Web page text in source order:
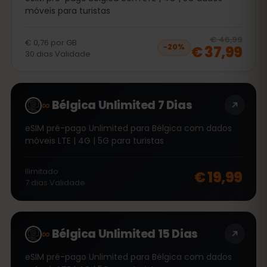
móveis para turistas
€ 0,76 por GB
30 dias Validade
−20%
€ 46,99
€ 37,99
∞Bélgica Unlimited 7 Dias
eSIM pré-pago Unlimited para Bélgica com dados
móveis LTE | 4G | 5G para turistas
Ilimitado
7 dias Validade € 19,99
∞Bélgica Unlimited 15 Dias
eSIM pré-pago Unlimited para Bélgica com dados